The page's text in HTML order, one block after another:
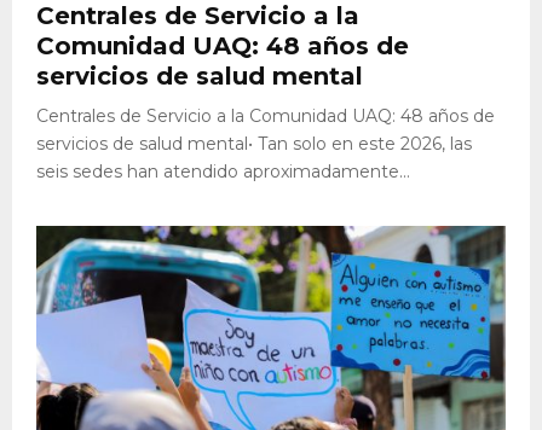
Centrales de Servicio a la
Comunidad UAQ: 48 años de
servicios de salud mental
Centrales de Servicio a la Comunidad UAQ: 48 años de
servicios de salud mental• Tan solo en este 2026, las
seis sedes han atendido aproximadamente...